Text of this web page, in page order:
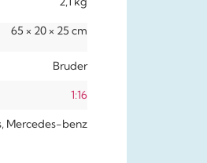
65 × 20 × 25 cm
Bruder
1:16
Mercedes-benz